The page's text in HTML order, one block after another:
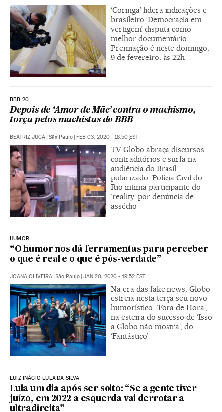
‘Coringa’ lidera indicações e
brasileiro ‘Democracia em
vertigem’ disputa como
melhor documentário.
Premiação é neste domingo,
9 de fevereiro, às 22h
BBB 20
Depois de ‘Amor de Mãe’ contra o machismo,
torça pelos machistas do BBB
BEATRIZ JUCÁ | São Paulo | FEB 03, 2020 - 18:50 EST
TV Globo abraça discursos
contraditórios e surfa na
audiência do Brasil
polarizado. Polícia Civil do
Rio intima participante do
‘reality’ por denúncia de
assédio
HUMOR
“O humor nos dá ferramentas para perceber
o que é real e o que é pós-verdade”
JOANA OLIVEIRA | São Paulo | JAN 20, 2020 - 19:52 EST
Na era das fake news, Globo
estreia nesta terça seu novo
humorístico, ‘Fora de Hora’,
na esteira do sucesso de ‘Isso
a Globo não mostra’, do
‘Fantástico’
LUIZ INÁCIO LULA DA SILVA
Lula um dia após ser solto: “Se a gente tiver
juízo, em 2022 a esquerda vai derrotar a
ultradireita”